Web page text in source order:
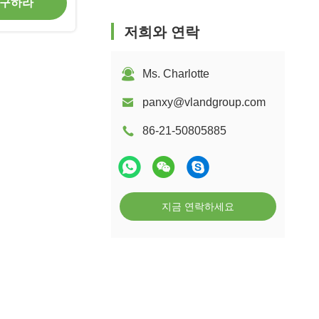
저희와 연락
Ms. Charlotte
panxy@vlandgroup.com
86-21-50805885
지금 연락하세요
하라